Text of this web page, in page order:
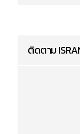
ติดตาม